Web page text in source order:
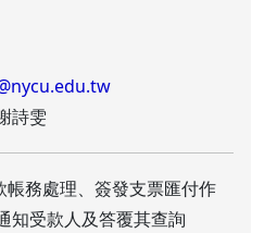
詩雯
帳務處理、簽發支票匯付作
知受款人及答覆其查詢